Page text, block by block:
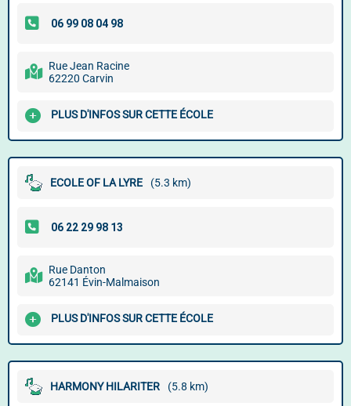
Rue Jean Racine
62220 Carvin
PLUS D'INFOS SUR CETTE ÉCOLE
ECOLE OF LA LYRE (5.3 km)
Rue Danton
62141 Évin-Malmaison
PLUS D'INFOS SUR CETTE ÉCOLE
HARMONY HILARITER (5.8 km)